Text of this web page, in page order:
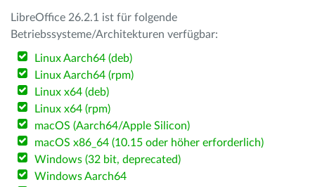
LibreOffice 26.2.1 ist für folgende
Betriebssysteme/Architekturen verfügbar:
Linux Aarch64 (deb)
Linux Aarch64 (rpm)
Linux x64 (deb)
Linux x64 (rpm)
macOS (Aarch64/Apple Silicon)
macOS x86_64 (10.15 oder höher erforderlich)
Windows (32 bit, deprecated)
Windows Aarch64